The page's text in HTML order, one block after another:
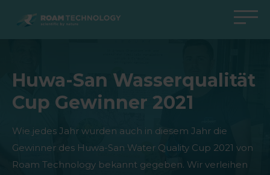
ROAM
Agro Solutions
Branchen
Produkte
Alle Fälle
Livestock Solutions
Industrie
Produkte
Alle Fälle
Industrial Applications
Anwendungen
Produkte
Alle Fälle
Medical Support
Wissenszentrum
Produkte Medical Support
alle Fälle
Huwa-San Wasserqualität
Cup Gewinner 2021
Wie jedes Jahr wurden auch in diesem Jahr die
Gewinner des Huwa-San Water Quality Cup 2021 von
Roam Technology bekannt gegeben. Wir verleihen